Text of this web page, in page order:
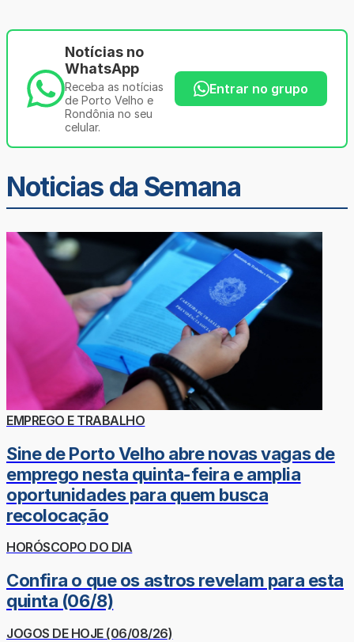
Notícias no
WhatsApp
Receba as notícias
de Porto Velho e
Rondônia no seu
celular.
Entrar no grupo
Noticias da Semana
EMPREGO E TRABALHO
Sine de Porto Velho abre novas vagas de
emprego nesta quinta-feira e amplia
oportunidades para quem busca
recolocação
HORÓSCOPO DO DIA
Confira o que os astros revelam para esta
quinta (06/8)
JOGOS DE HOJE (06/08/26)